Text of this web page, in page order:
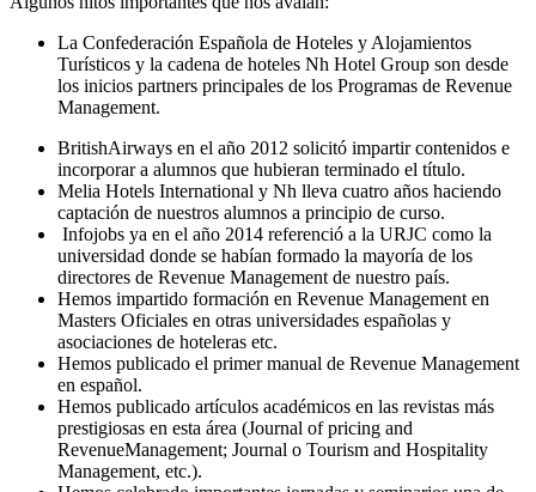
La Confederación Española de Hoteles y Alojamientos
Turísticos y la cadena de hoteles Nh Hotel Group son desde
los inicios partners principales de los Programas de Revenue
Management.
BritishAirways en el año 2012 solicitó impartir contenidos e
incorporar a alumnos que hubieran terminado el título.
Melia Hotels International y Nh lleva cuatro años haciendo
captación de nuestros alumnos a principio de curso.
Infojobs ya en el año 2014 referenció a la URJC como la
universidad donde se habían formado la mayoría de los
directores de Revenue Management de nuestro país.
Hemos impartido formación en Revenue Management en
Masters Oficiales en otras universidades españolas y
asociaciones de hoteleras etc.
Hemos publicado el primer manual de Revenue Management
en español.
Hemos publicado artículos académicos en las revistas más
prestigiosas en esta área (Journal of pricing and
RevenueManagement; Journal o Tourism and Hospitality
Management, etc.).